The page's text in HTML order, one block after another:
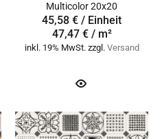
Multicolor 20x20
45,58 € / Einheit
47,47 € / m²
inkl. 19% MwSt. zzgl. Versand